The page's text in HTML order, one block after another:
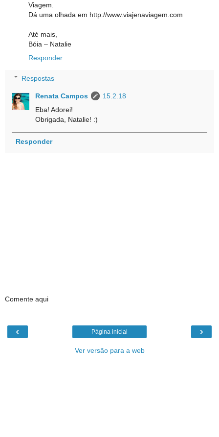
Viagem.
Dá uma olhada em http://www.viajenaviagem.com
Até mais,
Bóia – Natalie
Responder
Respostas
Renata Campos
15.2.18
Eba! Adorei!
Obrigada, Natalie! :)
Responder
Comente aqui
‹ ›
Página inicial
Ver versão para a web